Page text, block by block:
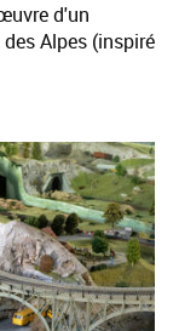
d'un
Alpes (inspiré